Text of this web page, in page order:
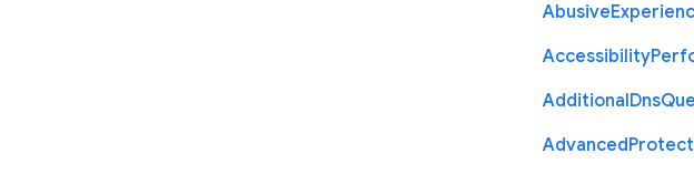
Abusive
Accessibility
AdditionalDns
Advanced